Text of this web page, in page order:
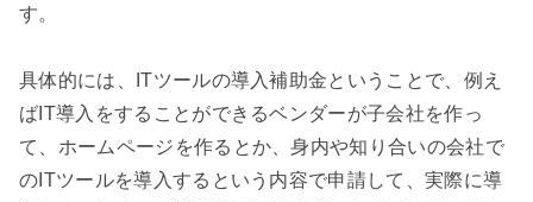
す。
具体的には、ITツールの導入補助金ということで、例え
ばIT導入をすることができるベンダーが子会社を作っ
て、ホームページを作るとか、身内や知り合いの会社で
のITツールを導入するという内容で申請して、実際に導